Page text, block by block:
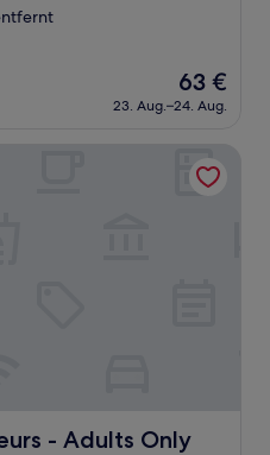
Der
Preis
beträgt
63 €
23. Aug.–24. Aug.
- Adults Only
Only